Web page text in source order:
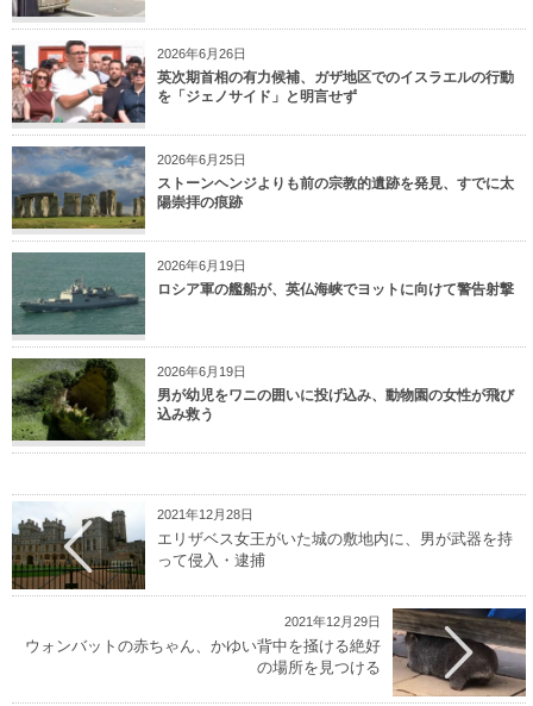
2026年6月26日
英次期首相の有力候補、ガザ地区でのイスラエルの行動
を「ジェノサイド」と明言せず
2026年6月25日
ストーンヘンジよりも前の宗教的遺跡を発見、すでに太
陽崇拝の痕跡
2026年6月19日
ロシア軍の艦船が、英仏海峡でヨットに向けて警告射撃
2026年6月19日
男が幼児をワニの囲いに投げ込み、動物園の女性が飛び
込み救う
2021年12月28日
エリザベス女王がいた城の敷地内に、男が武器を持
って侵入・逮捕
2021年12月29日
ウォンバットの赤ちゃん、かゆい背中を掻ける絶好
の場所を見つける